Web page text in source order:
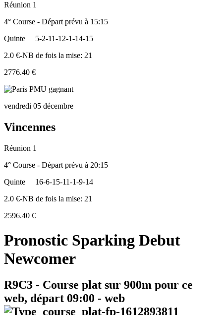
Réunion 1
4° Course - Départ prévu à 15:15
Quinte
5-2-11-12-1-14-15
2.0 €-NB de fois la mise: 21
2776.40 €
vendredi 05 décembre
Vincennes
Réunion 1
4° Course - Départ prévu à 20:15
Quinte
16-6-15-11-1-9-14
2.0 €-NB de fois la mise: 21
2596.40 €
Pronostic Sparking Debut
Newcomer
R9C3 - Course plat sur 900m pour ce
web, départ 09:00 - web